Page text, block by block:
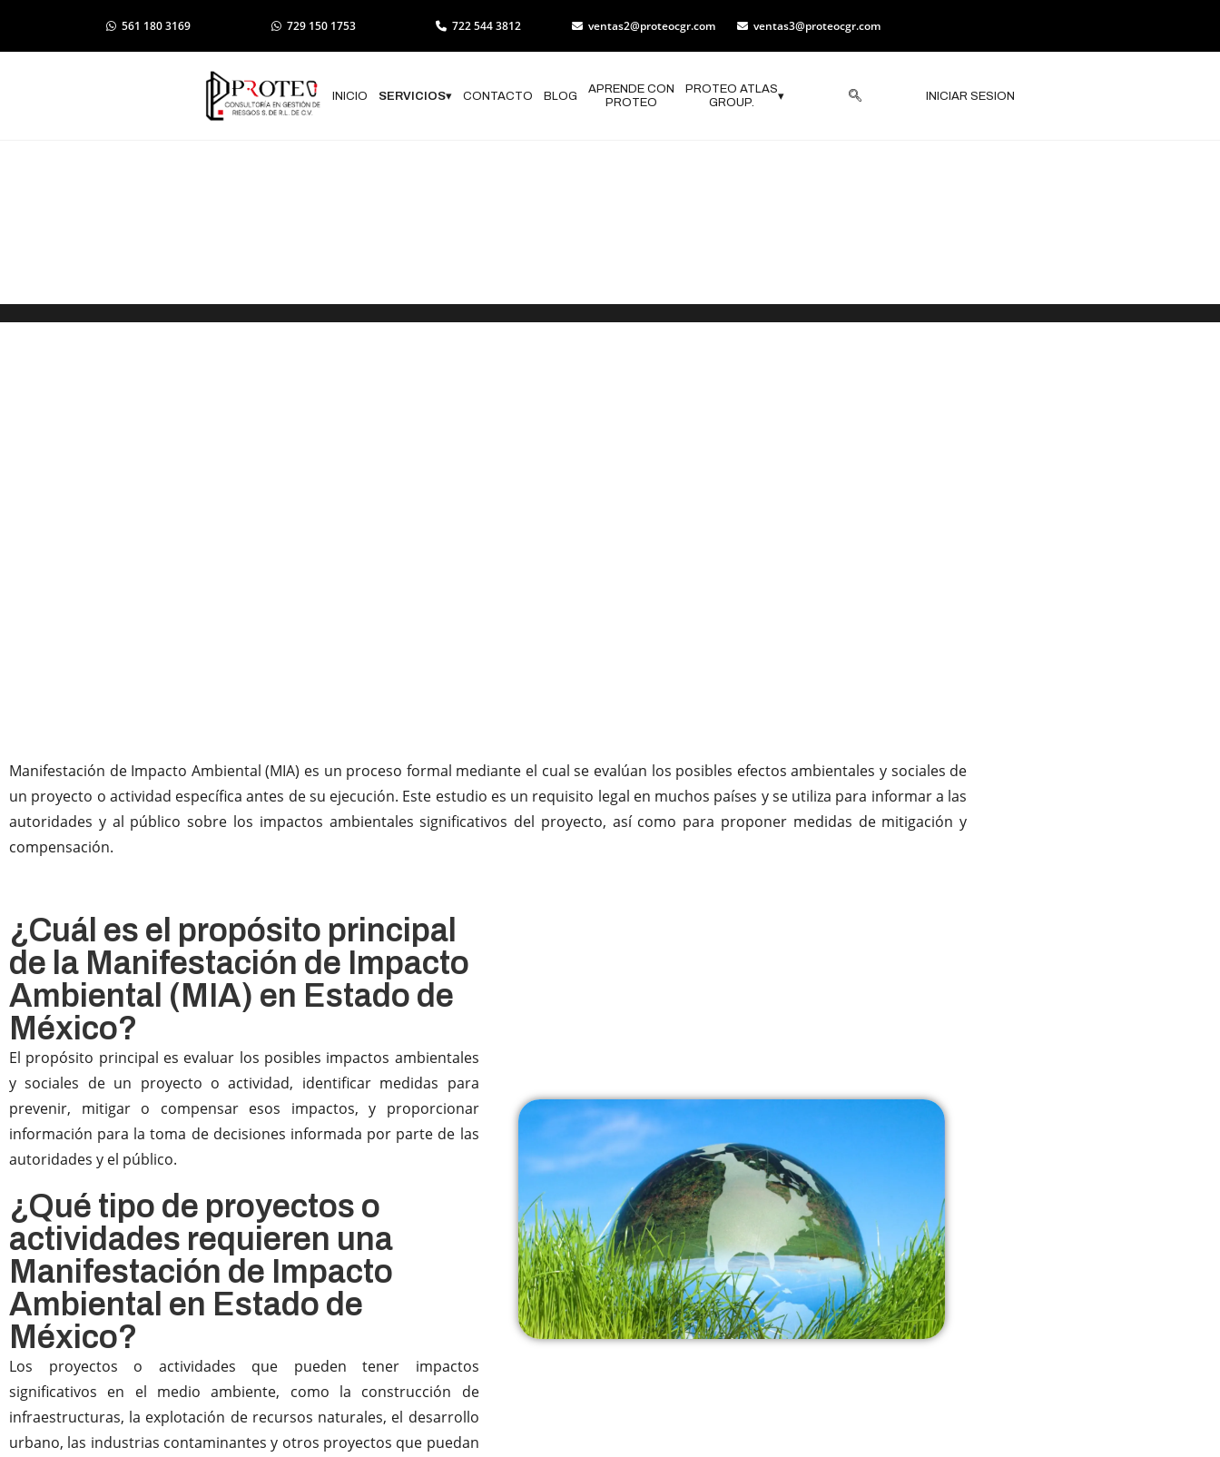
561 180 3169 729 150 1753 722 544 3812 ventas2@proteocgr.com ventas3@proteocgr.com
INICIO SERVICIOS▾ CONTACTO BLOG
APRENDE CON
PROTEO
PROTEO ATLAS
GROUP.
▾ INICIAR SESION
Manifestación de Impacto Ambiental (MIA) es un proceso formal mediante el cual se evalúan los posibles efectos ambientales y sociales de
un proyecto o actividad específica antes de su ejecución. Este estudio es un requisito legal en muchos países y se utiliza para informar a las
autoridades y al público sobre los impactos ambientales significativos del proyecto, así como para proponer medidas de mitigación y
compensación.
¿Cuál es el propósito principal
de la Manifestación de Impacto
Ambiental (MIA) en Estado de
México?
El propósito principal es evaluar los posibles impactos ambientales
y sociales de un proyecto o actividad, identificar medidas para
prevenir, mitigar o compensar esos impactos, y proporcionar
información para la toma de decisiones informada por parte de las
autoridades y el público.
¿Qué tipo de proyectos o
actividades requieren una
Manifestación de Impacto
Ambiental en Estado de
México?
Los proyectos o actividades que pueden tener impactos
significativos en el medio ambiente, como la construcción de
infraestructuras, la explotación de recursos naturales, el desarrollo
urbano, las industrias contaminantes y otros proyectos que puedan